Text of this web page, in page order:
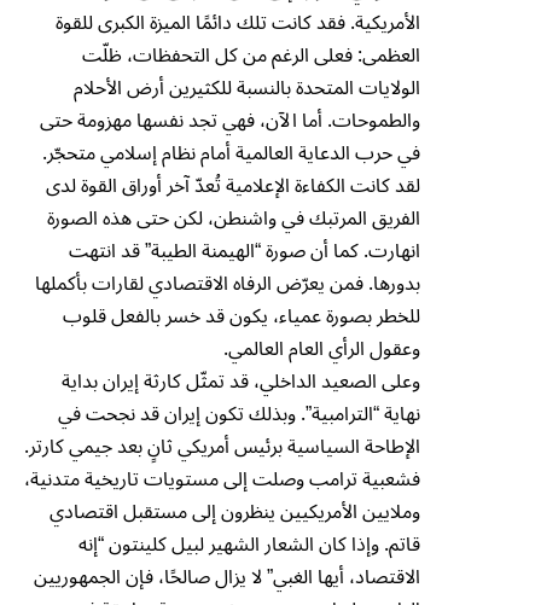
الأمريكية. فقد كانت تلك دائمًا الميزة الكبرى للقوة
العظمى: فعلى الرغم من كل التحفظات، ظلّت
الولايات المتحدة بالنسبة للكثيرين أرض الأحلام
والطموحات. أما الآن، فهي تجد نفسها مهزومة حتى
في حرب الدعاية العالمية أمام نظام إسلامي متحجّر.
لقد كانت الكفاءة الإعلامية تُعدّ آخر أوراق القوة لدى
الفريق المرتبك في واشنطن، لكن حتى هذه الصورة
انهارت. كما أن صورة “الهيمنة الطيبة” قد انتهت
بدورها. فمن يعرّض الرفاه الاقتصادي لقارات بأكملها
للخطر بصورة عمياء، يكون قد خسر بالفعل قلوب
وعقول الرأي العام العالمي.
وعلى الصعيد الداخلي، قد تمثّل كارثة إيران بداية
نهاية “الترامبية”. وبذلك تكون إيران قد نجحت في
الإطاحة السياسية برئيس أمريكي ثانٍ بعد جيمي كارتر.
فشعبية ترامب وصلت إلى مستويات تاريخية متدنية،
وملايين الأمريكيين ينظرون إلى مستقبل اقتصادي
قاتم. وإذا كان الشعار الشهير لبيل كلينتون “إنه
الاقتصاد، أيها الغبي” لا يزال صالحًا، فإن الجمهوريين